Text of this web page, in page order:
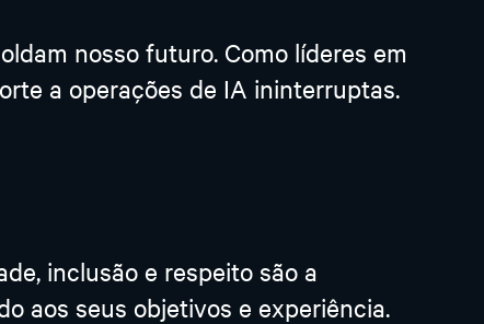
nosso futuro. Como líderes em
a operações de IA ininterruptas.
inclusão e respeito são a
aos seus objetivos e experiência.